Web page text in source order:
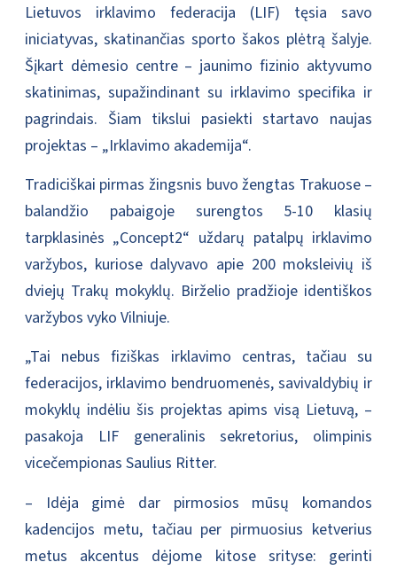
Lietuvos irklavimo federacija (LIF) tęsia savo
iniciatyvas, skatinančias sporto šakos plėtrą šalyje.
Šįkart dėmesio centre – jaunimo fizinio aktyvumo
skatinimas, supažindinant su irklavimo specifika ir
pagrindais. Šiam tikslui pasiekti startavo naujas
projektas – „Irklavimo akademija“.
Tradiciškai pirmas žingsnis buvo žengtas Trakuose –
balandžio pabaigoje surengtos 5-10 klasių
tarpklasinės „Concept2“ uždarų patalpų irklavimo
varžybos, kuriose dalyvavo apie 200 moksleivių iš
dviejų Trakų mokyklų. Birželio pradžioje identiškos
varžybos vyko Vilniuje.
„Tai nebus fiziškas irklavimo centras, tačiau su
federacijos, irklavimo bendruomenės, savivaldybių ir
mokyklų indėliu šis projektas apims visą Lietuvą, –
pasakoja LIF generalinis sekretorius, olimpinis
vicečempionas Saulius Ritter.
– Idėja gimė dar pirmosios mūsų komandos
kadencijos metu, tačiau per pirmuosius ketverius
metus akcentus dėjome kitose srityse: gerinti